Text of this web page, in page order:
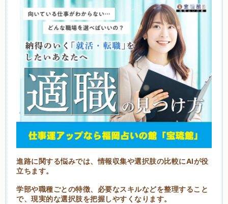
進路に関する悩みでは、情報収集や選択肢の比較にAIが役
立ちます。
学部や職種ごとの特徴、必要なスキルなどを整理すること
で、現実的な選択肢を把握しやすくなります。